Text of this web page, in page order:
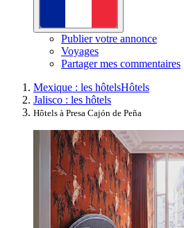
Publier votre annonce
Voyages
Partager mes commentaires
Mexique : les hôtelsHôtels
Jalisco : les hôtels
Hôtels à Presa Cajón de Peña